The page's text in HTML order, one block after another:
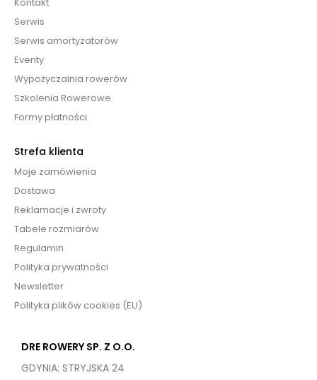
Serwis
Serwis amortyzatorów
Eventy
Wypożyczalnia rowerów
Szkolenia Rowerowe
Formy płatności
Strefa klienta
Moje zamówienia
Dostawa
Reklamacje i zwroty
Tabele rozmiarów
Regulamin
Polityka prywatności
Newsletter
Polityka plików cookies (EU)
DRE ROWERY SP. Z O.O.
GDYNIA: STRYJSKA 24